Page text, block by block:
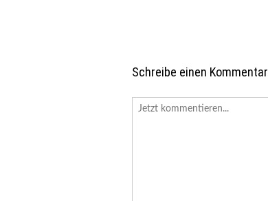
Schreibe einen Kommentar